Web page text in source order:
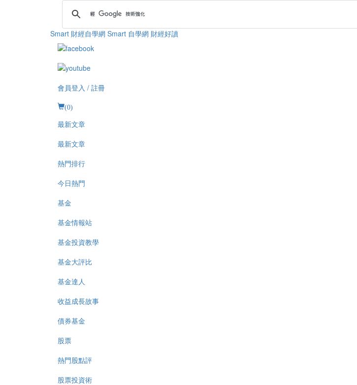
Smart 財經自學網 Smart 自學網 財經好讀
會員登入 / 註冊
(0)
最新文章
最新文章
熱門排行
今日熱門
基金
基金情報站
基金投資教學
基金大評比
基金達人
收益成長故事
債券基金
股票
熱門股點評
股票投資術